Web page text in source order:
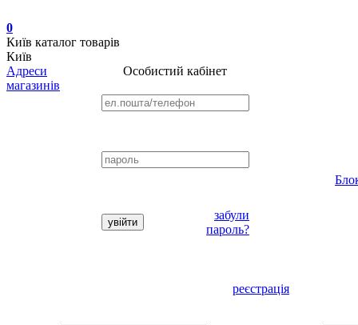
0
Київ каталог товарів
Київ
Адреси
магазинів
Особистий кабінет
забули
пароль?
реєстрація